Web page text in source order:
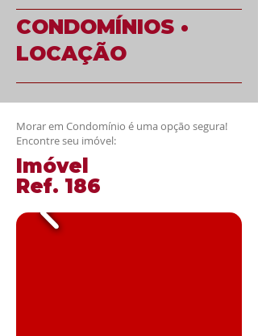
CONDOMÍNIOS •
LOCAÇÃO
Morar em Condomínio é uma opção segura!
Encontre seu imóvel:
​Imóvel
​Ref. 186